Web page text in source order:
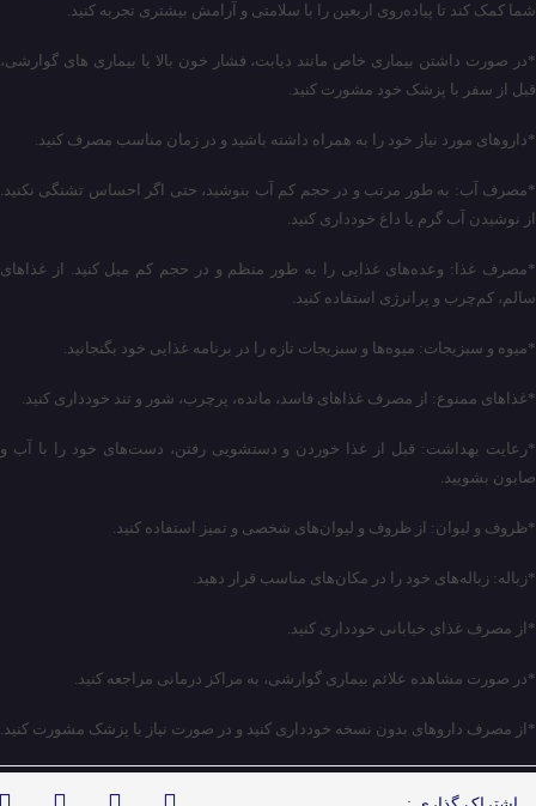
شما کمک کند تا پیاده‌روی اربعین را با سلامتی و آرامش بیشتری تجربه کنید.
*در صورت داشتن بیماری خاص مانند دیابت، فشار خون بالا یا بیماری های گوارشی،
قبل از سفر با پزشک خود مشورت کنید.
*داروهای مورد نیاز خود را به همراه داشته باشید و در زمان مناسب مصرف کنید.
*مصرف آب: به طور مرتب و در حجم کم آب بنوشید، حتی اگر احساس تشنگی نکنید.
از نوشیدن آب گرم یا داغ خودداری کنید.
*مصرف غذا: وعده‌های غذایی را به طور منظم و در حجم کم میل کنید. از غذاهای
سالم، کم‌چرب و پرانرژی استفاده کنید.
*میوه و سبزیجات: میوه‌ها و سبزیجات تازه را در برنامه غذایی خود بگنجانید.
*غذاهای ممنوع: از مصرف غذاهای فاسد، مانده، پرچرب، شور و تند خودداری کنید.
*رعایت بهداشت: قبل از غذا خوردن و دستشویی رفتن، دست‌های خود را با آب و
صابون بشویید.
*ظروف و لیوان: از ظروف و لیوان‌های شخصی و تمیز استفاده کنید.
*زباله: زباله‌های خود را در مکان‌های مناسب قرار دهید.
*از مصرف غذای خیابانی خودداری کنید.
*در صورت مشاهده علائم بیماری گوارشی، به مراکز درمانی مراجعه کنید.
*از مصرف داروهای بدون نسخه خودداری کنید و در صورت نیاز با پزشک مشورت کنید.